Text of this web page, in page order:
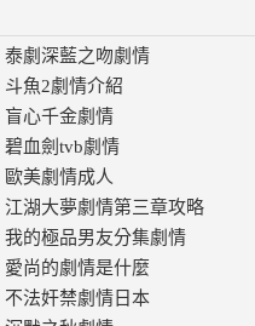
泰劇深藍之吻劇情
斗魚2劇情介紹
盲心千金劇情
碧血劍tvb劇情
歐美劇情成人
江湖大夢劇情第三章攻略
我的極品男友分集劇情
愛尚的劇情是什麼
不法奸禁劇情日本